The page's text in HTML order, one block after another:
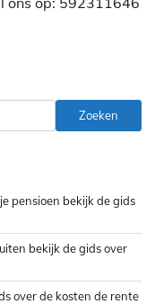
Zoeken
pensioen bekijk de gids
bekijk de gids over
over de kosten de rente